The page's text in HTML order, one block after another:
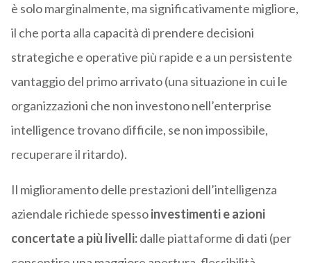
è solo marginalmente, ma significativamente migliore,
il che porta alla capacità di prendere decisioni
strategiche e operative più rapide e a un persistente
vantaggio del primo arrivato (una situazione in cui le
organizzazioni che non investono nell’enterprise
intelligence trovano difficile, se non impossibile,
recuperare il ritardo).
Il miglioramento delle prestazioni dell’intelligenza
aziendale richiede spessoinvestimenti e azioni
concertate a più livelli:dalle piattaforme di dati (per